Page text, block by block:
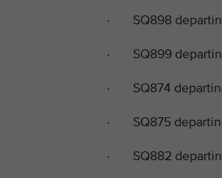
· SQ898
· SQ899
· SQ874
· SQ875 departing
· SQ882